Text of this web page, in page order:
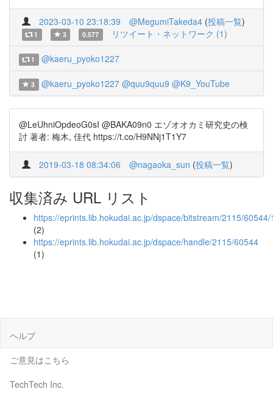
2023-03-10 23:18:39 @MegumiTakeda4 (投稿一覧)
1 3 0.577 リツイート・ネットワーク (1)
1 @kaeru_pyoko1227
3 @kaeru_pyoko1227 @quu9quu9 @K9_YouTube
@LeUhniOpdeoG0sI @BAKA09n0 エゾオオカミ研究史の検
討 著者: 梅木, 佳代 https://t.co/H9NNj1T1Y7
2019-03-18 08:34:06 @nagaoka_sun (投稿一覧)
収集済み URL リスト
https://eprints.lib.hokudai.ac.jp/dspace/bitstream/2115/
(2)
https://eprints.lib.hokudai.ac.jp/dspace/handle/2115/60544
(1)
ヘルプ
ご意見はこちら
TechTech Inc.